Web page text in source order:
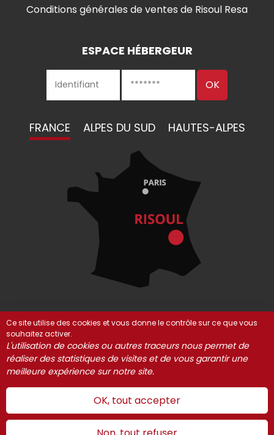
Conditions générales de ventes de Risoul Resa
ESPACE HÉBERGEUR
FRANCE ALPES DU SUD HAUTES-ALPES
© Risoul 2021-2025 Mentions Légales
Partenaires
Gestion des cookies
Ce site utilise des cookies et vous donne le contrôle sur ce que vous
souhaitez activer.
L'utilisation de cookies ou autres traceurs nous permet de
réaliser des statistiques de visites et de vous garantir une
meilleure expérience sur notre site.
OK, tout accepter